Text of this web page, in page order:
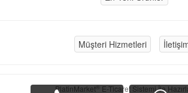
Müşteri Hizmetleri
PlatinMarket® E-Ticaret Sistemiİle